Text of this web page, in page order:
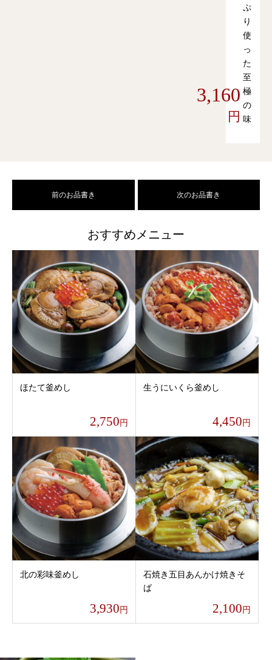
ぷ
り
使
っ
た
至
極
の
味
3,160
円
前のお品書き 次のお品書き
おすすめメニュー
ほたて釜めし
2,750 円
生うにいくら釜めし
4,450 円
北の彩味釜めし
3,930円
石焼き五目あんかけ焼きそ
ば
2,100円